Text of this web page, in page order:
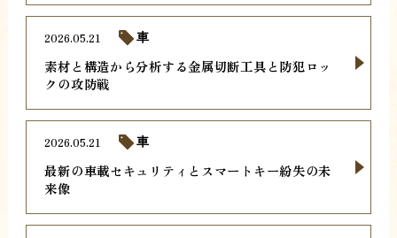
素材と構造から分析する金属切断工具と防犯ロッ
クの攻防戦
2026.05.21 車
最新の車載セキュリティとスマートキー紛失の未
来像
2026.05.21 車